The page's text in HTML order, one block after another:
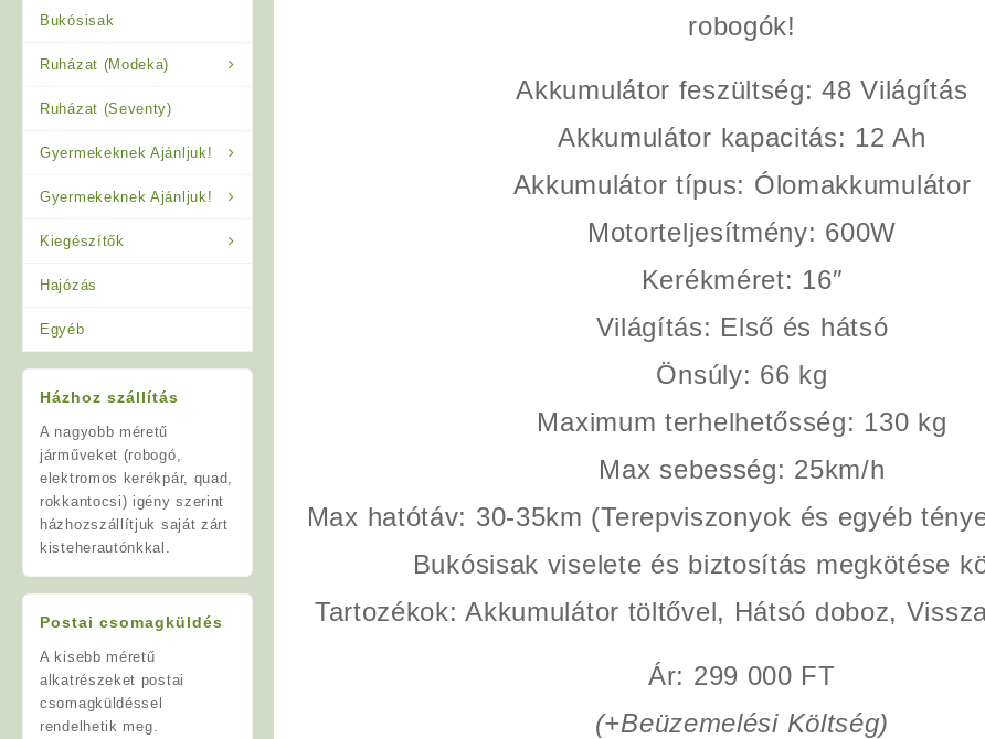
Bukósisak
Ruházat (Modeka)
Ruházat (Seventy)
Gyermekeknek Ajánljuk!
Gyermekeknek Ajánljuk!
Kiegészítők
Hajózás
Egyéb
Házhoz szállítás
A nagyobb méretű
járműveket (robogó,
elektromos kerékpár, quad,
rokkantocsi) igény szerint
házhozszállítjuk saját zárt
kisteherautónkkal.
Postai csomagküldés
A kisebb méretű
alkatrészeket postai
csomagküldéssel
rendelhetik meg.
robogók!
Akkumulátor feszültség: 48 Világítás
Akkumulátor kapacitás: 12 Ah
Akkumulátor típus: Ólomakkumulátor
Motorteljesítmény: 600W
Kerékméret: 16″
Világítás: Első és hátsó
Önsúly: 66 kg
Maximum terhelhetősség: 130 kg
Max sebesség: 25km/h
Max hatótáv: 30-35km (Terepviszonyok és egyéb
Bukósisak viselete és biztosítás megkötése
Tartozékok: Akkumulátor töltővel, Hátsó doboz,
Ár: 299 000 FT
(+Beüzemelési Költség)